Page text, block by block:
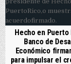
Hecho en Puerto
Banco de
Económico
para impulsar el